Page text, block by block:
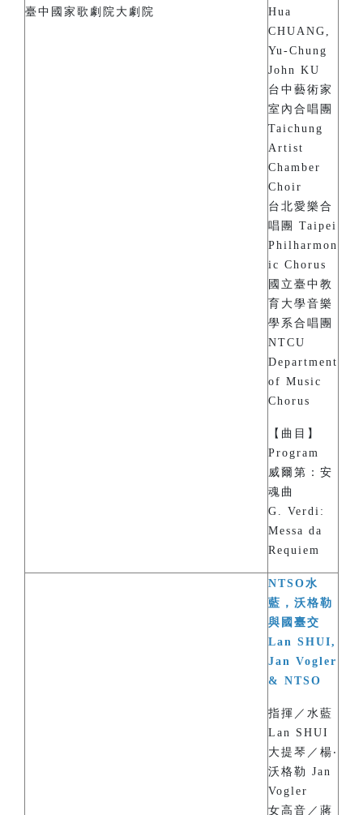
臺中國家歌劇院大劇院
Hua
CHUANG,
Yu-Chung
John KU
台中藝術家
室內合唱團
Taichung
Artist
Chamber
Choir
台北愛樂合
唱團 Taipei
Philharmon
ic Chorus
國立臺中教
育大學音樂
學系合唱團
NTCU
Department
of Music
Chorus
【曲目】
Program
威爾第：安
魂曲
G. Verdi:
Messa da
Requiem
NTSO水
藍，沃格勒
與國臺交
Lan SHUI,
Jan Vogler
& NTSO
指揮／水藍
Lan SHUI
大提琴／楊‧
沃格勒 Jan
Vogler
女高音／蔣